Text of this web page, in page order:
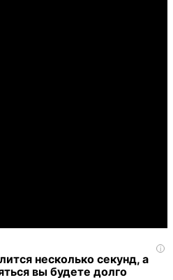
i
несколько секунд, а
вы будете долго